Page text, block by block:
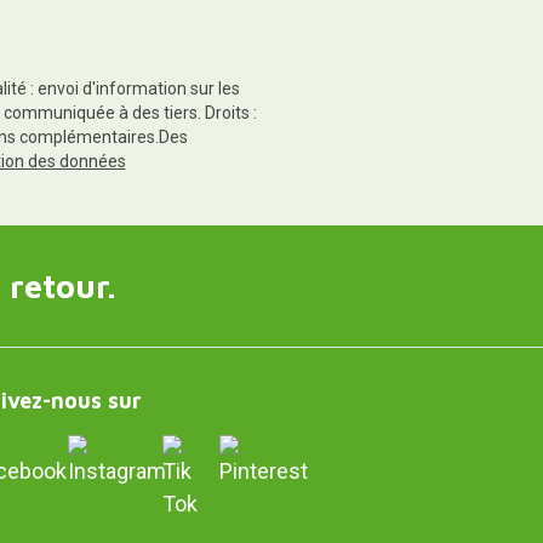
: envoi d'information sur les
à des tiers. Droits :
complémentaires.Des
des données
retour.
nous sur